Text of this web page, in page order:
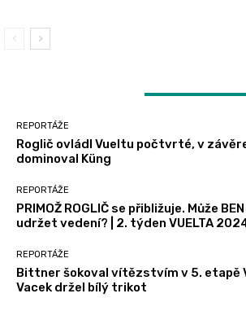
REPORTÁŽE
Roglič ovládl Vueltu počtvrté, v
dominoval Küng
REPORTÁŽE
PRIMOŽ ROGLIČ se přibližuje. Může BEN
udržet vedení? | 2. týden VUELTA
REPORTÁŽE
Bittner šokoval vítězstvím v 5. etapě
Vacek držel bílý trikot